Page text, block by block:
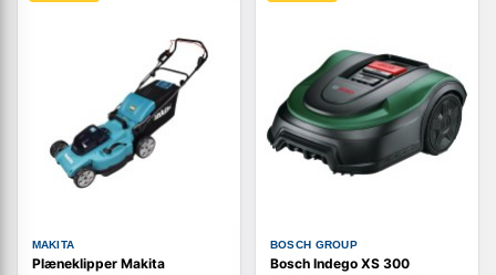
MAKITA
Plæneklipper Makita
BOSCH GROUP
Bosch Indego XS 300